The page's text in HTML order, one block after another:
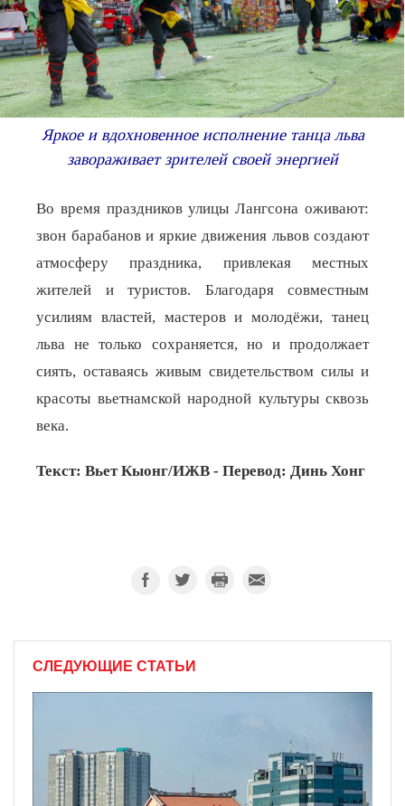
Яркое и вдохновенное исполнение танца льва
завораживает зрителей своей энергией
Во время праздников улицы Лангсона оживают:
звон барабанов и яркие движения львов создают
атмосферу праздника, привлекая местных
жителей и туристов. Благодаря совместным
усилиям властей, мастеров и молодёжи, танец
льва не только сохраняется, но и продолжает
сиять, оставаясь живым свидетельством силы и
красоты вьетнамской народной культуры сквозь
века.
Текст: Вьет Кыонг/ИЖВ - Перевод: Динь Хонг
СЛЕДУЮЩИЕ СТАТЬИ